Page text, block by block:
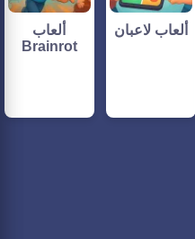
ألعاب لاعبان
ألعاب
Brainrot